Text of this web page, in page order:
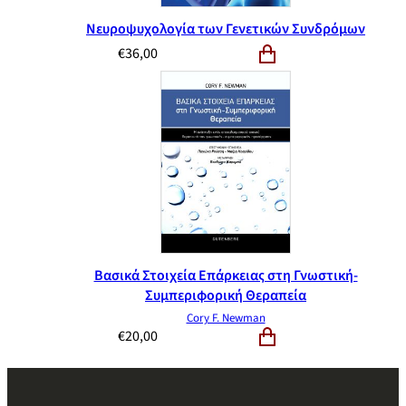
Νευροψυχολογία των Γενετικών Συνδρόμων
€36,00
Βασικά Στοιχεία Επάρκειας στη Γνωστική-
Συμπεριφορική Θεραπεία
Cory F. Newman
€20,00